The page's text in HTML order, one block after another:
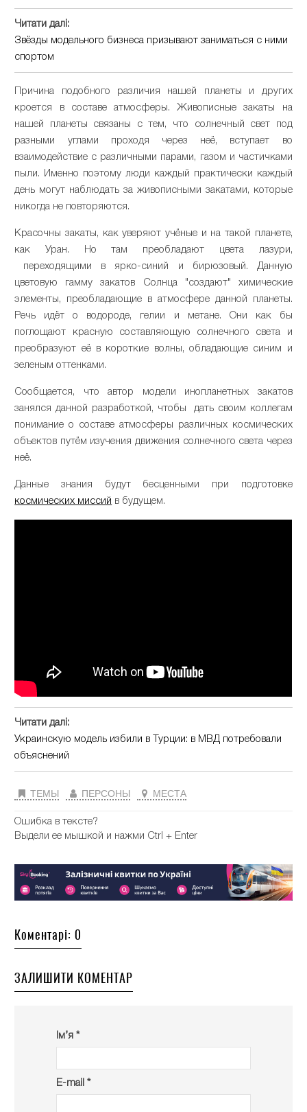
Читати далі:
Звёзды модельного бизнеса призывают заниматься с ними
спортом
Причина подобного различия нашей планеты и других
кроется в составе атмосферы. Живописные закаты на
нашей планеты связаны с тем, что солнечный свет под
разными углами проходя через неё, вступает во
взаимодействие с различными парами, газом и частичками
пыли. Именно поэтому люди каждый практически каждый
день могут наблюдать за живописными закатами, которые
никогда не повторяются.
Красочны закаты, как уверяют учёные и на такой планете,
как Уран. Но там преобладают цвета лазури,
переходящими в ярко-синий и бирюзовый. Данную
цветовую гамму закатов Солнца "создают" химические
элементы, преобладающие в атмосфере данной планеты.
Речь идёт о водороде, гелии и метане. Они как бы
поглощают красную составляющую солнечного света и
преобразуют её в короткие волны, обладающие синим и
зеленым оттенками.
Сообщается, что автор модели инопланетных закатов
занялся данной разработкой, чтобы дать своим коллегам
понимание о составе атмосферы различных космических
объектов путём изучения движения солнечного света через
неё.
Данные знания будут бесценными при подготовке
космических миссий в будущем.
Читати далі:
Украинскую модель избили в Турции: в МВД потребовали
объяснений
ТЕМЫ ПЕРСОНЫ МЕСТА
Ошибка в тексте?
Выдели ее мышкой и нажми Ctrl + Enter
Коментарі: 0
ЗАЛИШИТИ КОМЕНТАР
Ім’я *
E-mail *